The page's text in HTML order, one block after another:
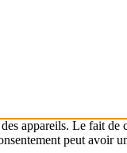
appareils. Le fait de
peut avoir